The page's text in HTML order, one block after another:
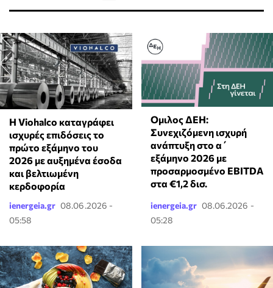
Η Viohalco καταγράφει
ισχυρές επιδόσεις το
πρώτο εξάμηνο του
2026 με αυξημένα έσοδα
και βελτιωμένη
κερδοφορία
ienergeia.gr 08.06.2026 -
05:58
Ομιλος ΔΕΗ:
Συνεχιζόμενη ισχυρή
ανάπτυξη στο α΄
εξάμηνο 2026 με
προσαρμοσμένο EBITDA
στα €1,2 δισ.
ienergeia.gr 08.06.2026 -
05:28